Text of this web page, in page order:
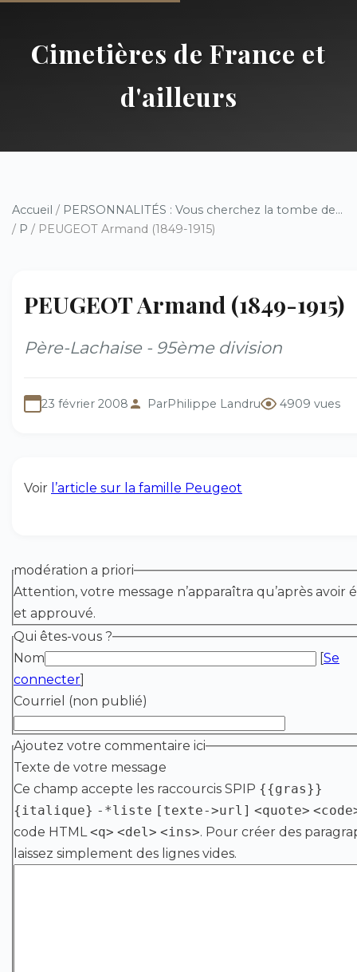
Cimetières de France et
d'ailleurs
Accueil / PERSONNALITÉS : Vous cherchez la tombe de...
/ P / PEUGEOT Armand (1849-1915)
PEUGEOT Armand (1849-1915)
Père-Lachaise - 95ème division
23 février 2008 ParPhilippe Landru 4909 vues
Voir l’article sur la famille Peugeot
modération a priori
Attention, votre message n’apparaîtra qu’après avoir
et approuvé.
Qui êtes-vous ?
Nom
[Se
connecter]
Courriel (non publié)
Ajoutez votre commentaire ici
Texte de votre message
Ce champ accepte les raccourcis SPIP {{gras}}
{italique} -*liste [texte->url] <quote>
code HTML<q> <del> <ins>. Pour créer des
laissez simplement des lignes vides.